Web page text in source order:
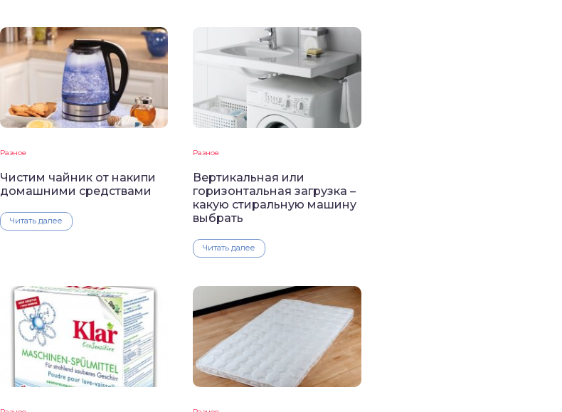
Разное
Чистим чайник от накипи
домашними средствами
Читать далее
Разное
Вертикальная или
горизонтальная загрузка –
какую стиральную машину
выбрать
Читать далее